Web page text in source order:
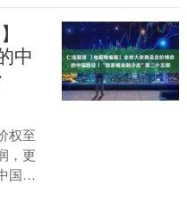
中
权至
，更
国作
进